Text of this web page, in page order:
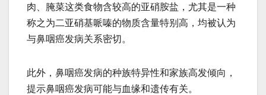
肉、腌菜这类食物含较高的亚硝胺盐，尤其是一种
称之为二亚硝基哌嗪的物质含量特别高，均被认为
与鼻咽癌发病关系密切。
此外，鼻咽癌发病的种族特异性和家族高发倾向，
提示鼻咽癌发病可能与血缘和遗传有关。